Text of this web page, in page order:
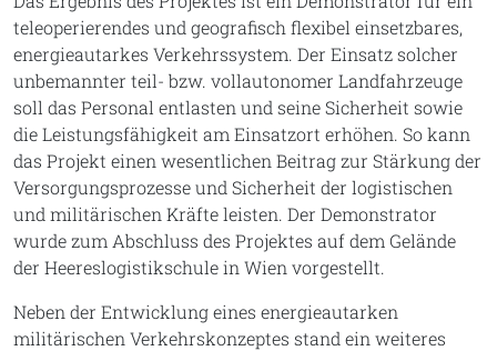
teleoperierendes und geografisch flexibel einsetzbares,
energieautarkes Verkehrssystem. Der Einsatz solcher
unbemannter teil- bzw. vollautonomer Landfahrzeuge
soll das Personal entlasten und seine Sicherheit sowie
die Leistungsfähigkeit am Einsatzort erhöhen. So kann
das Projekt einen wesentlichen Beitrag zur Stärkung der
Versorgungsprozesse und Sicherheit der logistischen
und militärischen Kräfte leisten. Der Demonstrator
wurde zum Abschluss des Projektes auf dem Gelände
der Heereslogistikschule in Wien vorgestellt.
Neben der Entwicklung eines energieautarken
militärischen Verkehrskonzeptes stand ein weiteres